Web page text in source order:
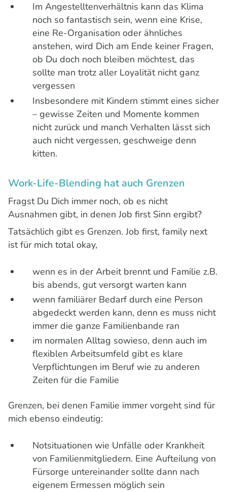
Im Angestelltenverhältnis kann das Klima
noch so fantastisch sein, wenn eine Krise,
eine Re-Organisation oder ähnliches
anstehen, wird Dich am Ende keiner Fragen,
ob Du doch noch bleiben möchtest, das
sollte man trotz aller Loyalität nicht ganz
vergessen
Insbesondere mit Kindern stimmt eines sicher
– gewisse Zeiten und Momente kommen
nicht zurück und manch Verhalten lässt sich
auch nicht vergessen, geschweige denn
kitten.
Work-Life-Blending hat auch Grenzen
Fragst Du Dich immer noch, ob es nicht
Ausnahmen gibt, in denen Job first Sinn ergibt?
Tatsächlich gibt es Grenzen. Job first, family next
ist für mich total okay,
wenn es in der Arbeit brennt und Familie z.B.
bis abends, gut versorgt warten kann
wenn familiärer Bedarf durch eine Person
abgedeckt werden kann, denn es muss nicht
immer die ganze Familienbande ran
im normalen Alltag sowieso, denn auch im
flexiblen Arbeitsumfeld gibt es klare
Verpflichtungen im Beruf wie zu anderen
Zeiten für die Familie
Grenzen, bei denen Familie immer vorgeht sind für
mich ebenso eindeutig:
Notsituationen wie Unfälle oder Krankheit
von Familienmitgliedern. Eine Aufteilung von
Fürsorge untereinander sollte dann nach
eigenem Ermessen möglich sein